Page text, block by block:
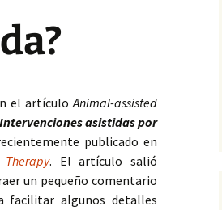
el artículoAnimal-assisted
Intervenciones asistidas por
publicado en
. El artículo salió
un pequeño comentario
facilitar algunos detalles